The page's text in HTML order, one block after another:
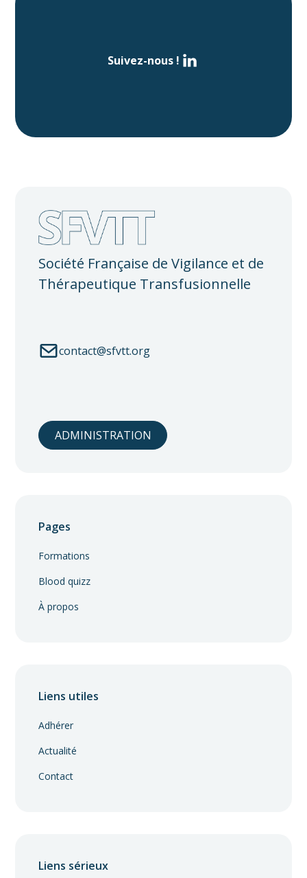
Suivez-nous !
Société Française de Vigilance et de
Thérapeutique Transfusionnelle
contact@sfvtt.org
ADMINISTRATION
Pages
Formations
Blood quizz
À propos
Liens utiles
Adhérer
Actualité
Contact
Liens sérieux